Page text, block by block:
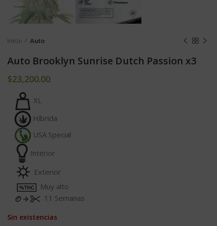
Inicio Auto
Auto Brooklyn Sunrise Dutch Passion x3
$23,200.00
XL
Híbrida
USA Special
Interior
Exterior
Muy alto
11 Semanas
Sin existencias